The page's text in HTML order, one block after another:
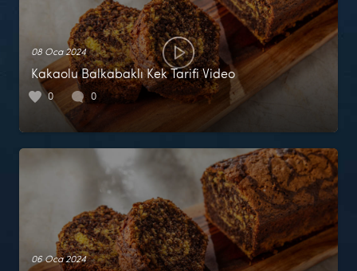
08 Oca 2024
Kakaolu Balkabaklı Kek Tarifi Video
0 0
06 Oca 2024